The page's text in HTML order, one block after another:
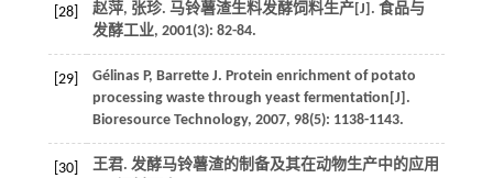
[28] 赵萍, 张珍. 马铃薯渣生料发酵饲料生产[J]. 食品与
发酵工业, 2001(3): 82-84.
[29] Gélinas P, Barrette J. Protein enrichment of potato
processing waste through yeast fermentation[J].
Bioresource Technology, 2007, 98(5): 1138-1143.
[30]
王君. 发酵马铃薯渣的制备及其在动物生产中的应用